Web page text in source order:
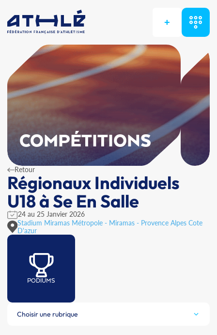
+
COMPÉTITIONS
Retour
Régionaux Individuels
U18 à Se En Salle
24 au 25 Janvier 2026
Stadium Miramas Métropole - Miramas - Provence Alpes Cote
D'azur
PODIUMS
Choisir une rubrique